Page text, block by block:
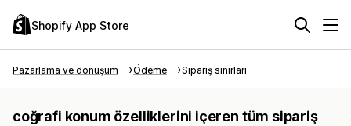
Shopify App Store
Pazarlama ve dönüşüm Ödeme Sipariş sınırları
coğrafi konum özelliklerini içeren tüm sipariş